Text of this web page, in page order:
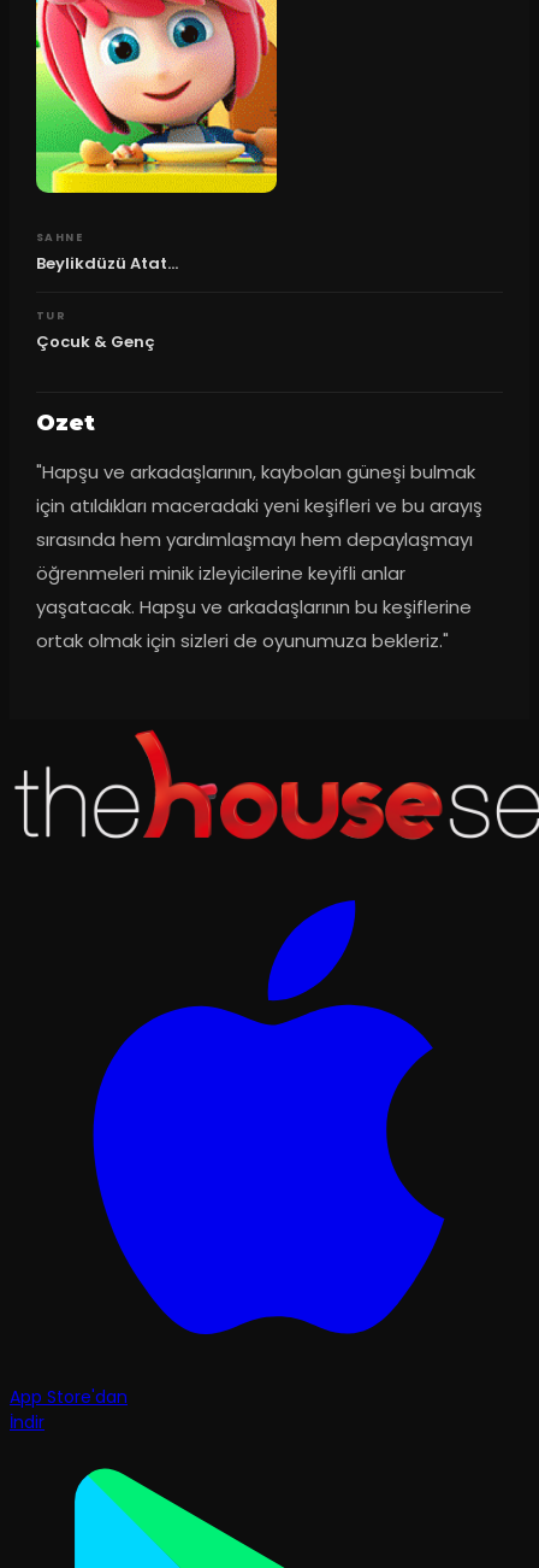
SAHNE
Beylikdüzü Atat...
TUR
Çocuk & Genç
Ozet
"Hapşu ve arkadaşlarının, kaybolan güneşi bulmak
için atıldıkları maceradaki yeni keşifleri ve bu arayış
sırasında hem yardımlaşmayı hem depaylaşmayı
öğrenmeleri minik izleyicilerine keyifli anlar
yaşatacak. Hapşu ve arkadaşlarının bu keşiflerine
ortak olmak için sizleri de oyunumuza bekleriz."
App Store'dan
İndir